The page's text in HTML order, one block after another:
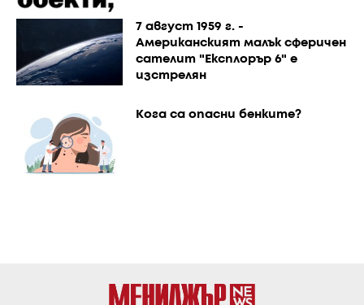
7 август 1959 г. -
Американският малък сферичен
сателит "Експлорър 6" е
изстрелян
Кога са опасни бенките?